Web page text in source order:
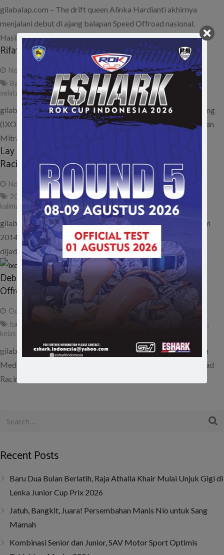
gilabalap.com – The drift queen Alinka Hardianti akhirnya
menjalani debut di ajang balapan Speed Offroad nasional.
Hasilnya memang belum maksimal,…
Rifat Sungkar Puji Lintasan Seri Final IXOR 2014
November 8, 2014
admin
Banjarbaru,indoensia xtreme offroad racing,ixor,kalimantan
selatan,lintasan,puji, rifat sungkar,seri final
gilabalap.com – Putaran final Indonesia Xtreme Offroad Racing
(IXOR) 2014 telah dimulai sejak hari ini, Sabtu (8/11) di lintasan
Mitra…
Lay Out Trek Seri Final Indonesia Xtreme Offroad
Racing (IXOR) 2014
November 5, 2014
admin
2014
Banjarbaru,Indonesia Xtreme Offroad Racing , ixor
kalimantan selatan, lay out lintasan,seri final,smn
gilabalap.com – Seri final yang merupakan seri penutup musim
2014 kejuaraan Indonesia Xtreme Offroad Racing (IXOR)
dijadwalkan berlangsung akhir pekan…
Debut Kelas Diesel di Seri Final Indonesia Xtreme
Offroad Racing (IXOR) 2014
October 30, 2014
banjar baru
,
kelas baru
gilabalap.com – Ajang balap offroad yang digagas PT. Sarana
Media Nusantara (SMN) bertajuk “Indonesia eXtreme Offroad
Racing (IXOR)” tidak lama…
Recent Posts
Baru Dua Bulan Berlatih, Raja Athalla Khair Mulai Unjuk Gigi di
Lenka Junior Cup Prix 2026
Jatuh, Bangkit, Juara! Persembahan Manis Nio untuk Sang
Mamah
Kombinasi Senior dan Junior, SAV Motor Sport Optimis